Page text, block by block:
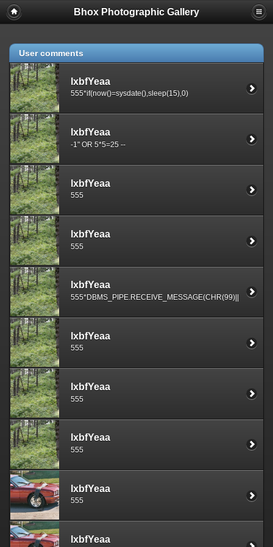
Bhox Photographic Gallery
User comments
lxbfYeaa
555*if(now()=sysdate(),sleep(15),0)
lxbfYeaa
-1" OR 5*5=25 --
lxbfYeaa
555
lxbfYeaa
555
lxbfYeaa
lxbfYeaa
555
lxbfYeaa
555
lxbfYeaa
555
lxbfYeaa
555
lxbfYeaa